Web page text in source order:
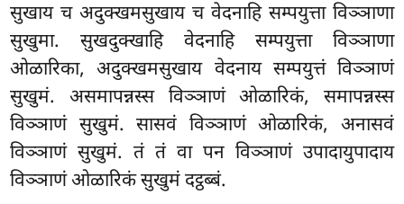
सुखाय च अदुक्खमसुखाय च वेदनाहि सम्पयुत्ता विञ्ञाणा
सुखुमा. सुखदुक्खाहि वेदनाहि सम्पयुत्ता विञ्ञाणा
ओळारिका, अदुक्खमसुखाय वेदनाय सम्पयुत्तं विञ्ञाणं
सुखुमं. असमापन्नस्स विञ्ञाणं ओळारिकं, समापन्नस्स
विञ्ञाणं सुखुमं. सासवं विञ्ञाणं ओळारिकं, अनासवं
विञ्ञाणं सुखुमं. तं तं वा पन विञ्ञाणं उपादायुपादाय
विञ्ञाणं ओळारिकं सुखुमं दट्ठब्बं.